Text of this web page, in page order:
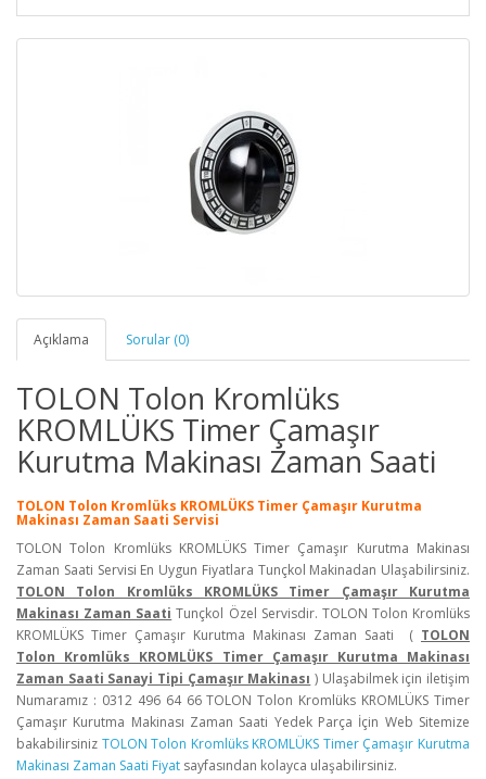
Açıklama Sorular (0)
TOLON Tolon Kromlüks
KROMLÜKS Timer Çamaşır
Kurutma Makinası Zaman Saati
TOLON Tolon Kromlüks KROMLÜKS Timer Çamaşır Kurutma
Makinası Zaman Saati Servisi
TOLON Tolon Kromlüks KROMLÜKS Timer Çamaşır Kurutma Makinası
Zaman Saati Servisi En Uygun Fiyatlara Tunçkol Makinadan Ulaşabilirsiniz.
TOLON Tolon Kromlüks KROMLÜKS Timer Çamaşır Kurutma
Makinası Zaman Saati Tunçkol Özel Servisdir. TOLON Tolon Kromlüks
KROMLÜKS Timer Çamaşır Kurutma Makinası Zaman Saati ( TOLON
Tolon Kromlüks KROMLÜKS Timer Çamaşır Kurutma Makinası
Zaman Saati Sanayi Tipi Çamaşır Makinası ) Ulaşabilmek için iletişim
Numaramız : 0312 496 64 66 TOLON Tolon Kromlüks KROMLÜKS Timer
Çamaşır Kurutma Makinası Zaman Saati Yedek Parça İçin Web Sitemize
bakabilirsiniz TOLON Tolon Kromlüks KROMLÜKS Timer Çamaşır Kurutma
Makinası Zaman Saati Fiyat sayfasından kolayca ulaşabilirsiniz.